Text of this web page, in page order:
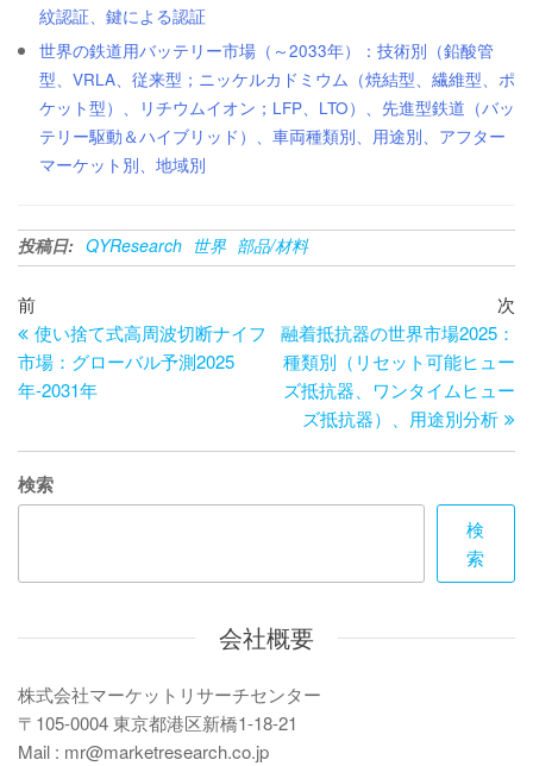
紋認証、鍵による認証
世界の鉄道用バッテリー市場（～2033年）：技術別（鉛酸管
型、VRLA、従来型；ニッケルカドミウム（焼結型、繊維型、ポ
ケット型）、リチウムイオン；LFP、LTO）、先進型鉄道（バッ
テリー駆動＆ハイブリッド）、車両種類別、用途別、アフター
マーケット別、地域別
投稿日: QYResearch 世界 部品/材料
投
稿
ナ
ゲ
ー
ョ
過
去
の
投
前
使い捨て式高周波切断ナイフ
市場：グローバル予測2025
年-2031年
次
融着抵抗器の世界市場2025：
種類別（リセット可能ヒュー
ズ抵抗器、ワンタイムヒュー
ズ抵抗器）、用途別分析
検索
検
索
会社概要
株式会社マーケットリサーチセンター
〒105-0004 東京都港区新橋1-18-21
Mail : mr@marketresearch.co.jp